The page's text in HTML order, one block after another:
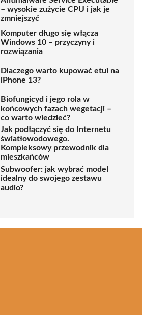
– wysokie zużycie CPU i jak je
zmniejszyć
Komputer długo się włącza
Windows 10 – przyczyny i
rozwiązania
Dlaczego warto kupować etui na
iPhone 13?
Biofungicyd i jego rola w
końcowych fazach wegetacji –
co warto wiedzieć?
Jak podłączyć się do Internetu
światłowodowego.
Kompleksowy przewodnik dla
mieszkańców
Subwoofer: jak wybrać model
idealny do swojego zestawu
audio?